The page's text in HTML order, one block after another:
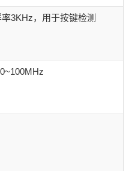
3KHz，用于按键检测